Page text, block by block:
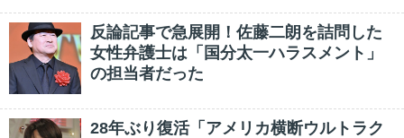
反論記事で急展開！佐藤二朗を詰問した
女性弁護士は「国分太一ハラスメント」
の担当者だった
28年ぶり復活「アメリカ横断ウルトラク